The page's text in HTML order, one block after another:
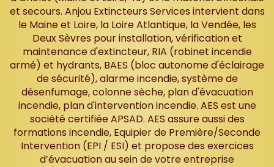
et secours. Anjou Extincteurs Services intervient dans
le Maine et Loire, la Loire Atlantique, la Vendée, les
Deux Sèvres pour installation, vérification et
maintenance d'extincteur, RIA (robinet incendie
armé) et hydrants, BAES (bloc autonome d'éclairage
de sécurité), alarme incendie, système de
désenfumage, colonne sèche, plan d'évacuation
incendie, plan d'intervention incendie. AES est une
société certifiée APSAD. AES assure aussi des
formations incendie, Equipier de Première/Seconde
Intervention (EPI / ESI) et propose des exercices
d’évacuation au sein de votre entreprise